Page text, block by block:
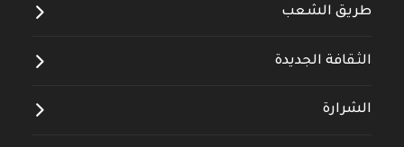
طريق الشعب
الثقافة الجديدة
الشرارة